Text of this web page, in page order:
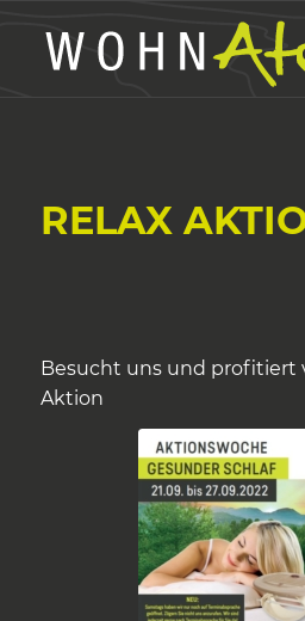
RELAX
Besucht uns und profitiert
Aktion